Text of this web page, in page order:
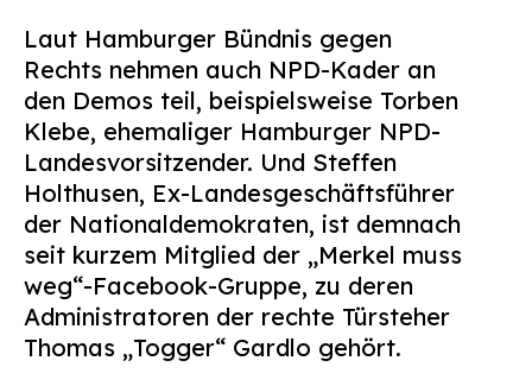
Laut Hamburger Bündnis gegen
Rechts nehmen auch NPD-Kader an
den Demos teil, beispielsweise Torben
Klebe, ehemaliger Hamburger NPD-
Landesvorsitzender. Und Steffen
Holthusen, Ex-Landesgeschäftsführer
der Nationaldemokraten, ist demnach
seit kurzem Mitglied der „Merkel muss
weg“-Facebook-Gruppe, zu deren
Administratoren der rechte Türsteher
Thomas „Togger“ Gardlo gehört.